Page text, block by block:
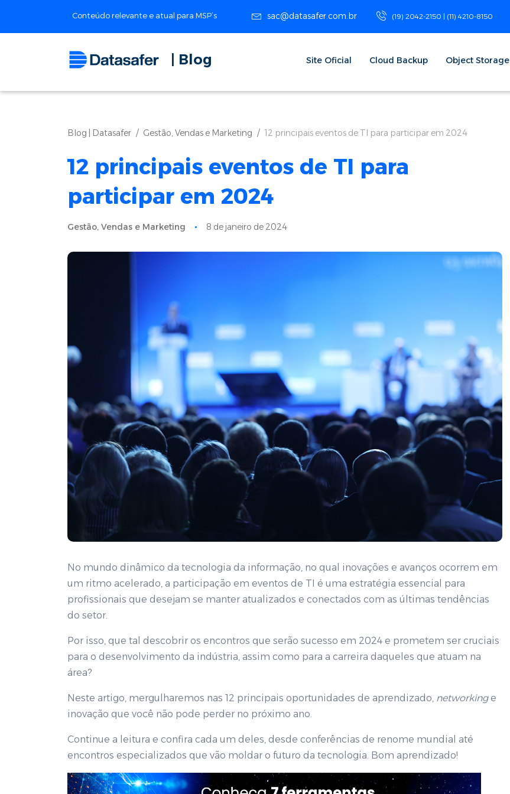
Conteúdo relevante e atual para MSP’s sac@datasafer.com.br (19) 2042-2150 | (11) 4210-8150
| Blog Site Oficial Cloud Backup Object Storage
Blog | Datasafer Gestão, Vendas e Marketing 12 principais eventos de TI para participar em 2024
12 principais eventos de TI para
participar em 2024
Gestão, Vendas e Marketing 8 de janeiro de 2024
No mundo dinâmico da tecnologia da informação, no qual inovações e avanços ocorrem em
um ritmo acelerado, a participação em eventos de TI é uma estratégia essencial para
profissionais que desejam se manter atualizados e conectados com as últimas tendências
do setor.
Por isso, que tal descobrir os encontros que serão sucesso em 2024 e prometem ser cruciais
para o desenvolvimento da indústria, assim como para a carreira daqueles que atuam na
área?
Neste artigo, mergulharemos nas 12 principais oportunidades de aprendizado, networkinge
inovação que você não pode perder no próximo ano.
Continue a leitura e confira cada um deles, desde conferências de renome mundial até
encontros especializados que vão moldar o futuro da tecnologia. Bom aprendizado!